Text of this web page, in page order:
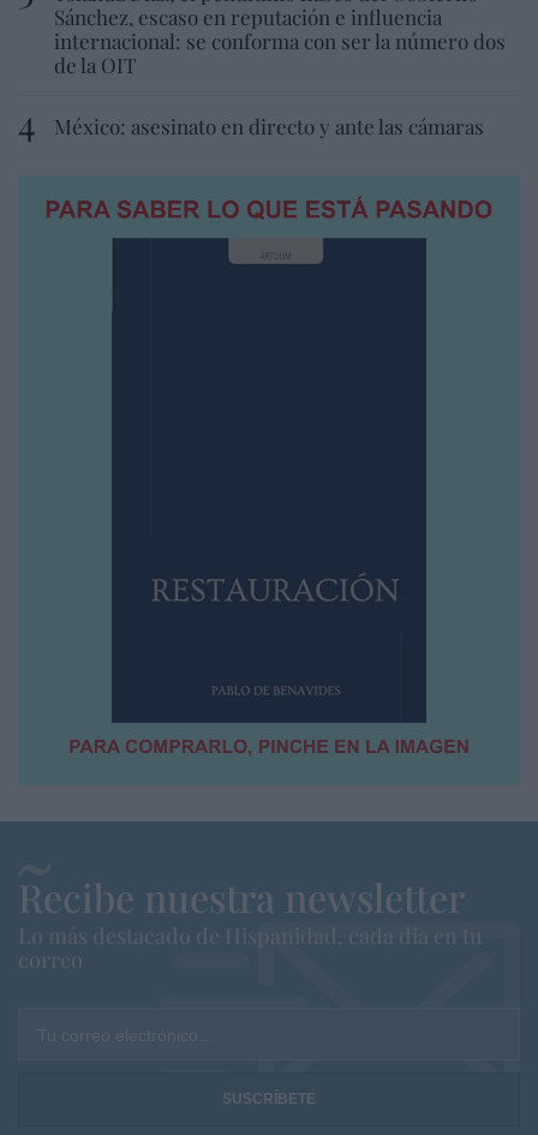
Sánchez, escaso en reputación e influencia
internacional: se conforma con ser la número dos
de la OIT
México: asesinato en directo y ante las cámaras
Recibe nuestra newsletter
Lo más destacado de Hispanidad, cada dia en tu
correo
Tu correo electrónico...